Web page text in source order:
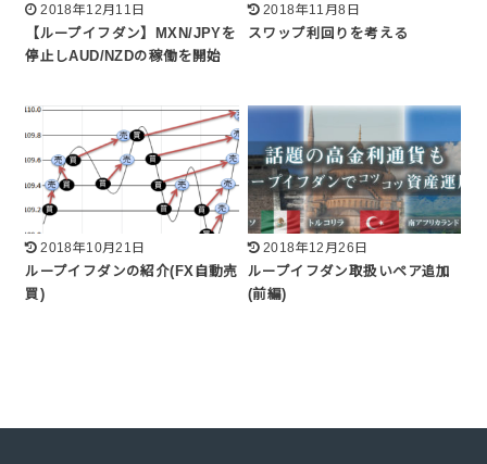
2018年12月11日
【ループイフダン】MXN/JPYを
停止しAUD/NZDの稼働を開始
2018年11月8日
スワップ利回りを考える
2018年10月21日
ループイフダンの紹介(FX自動売
買)
2018年12月26日
ループイフダン取扱いペア追加
(前編)